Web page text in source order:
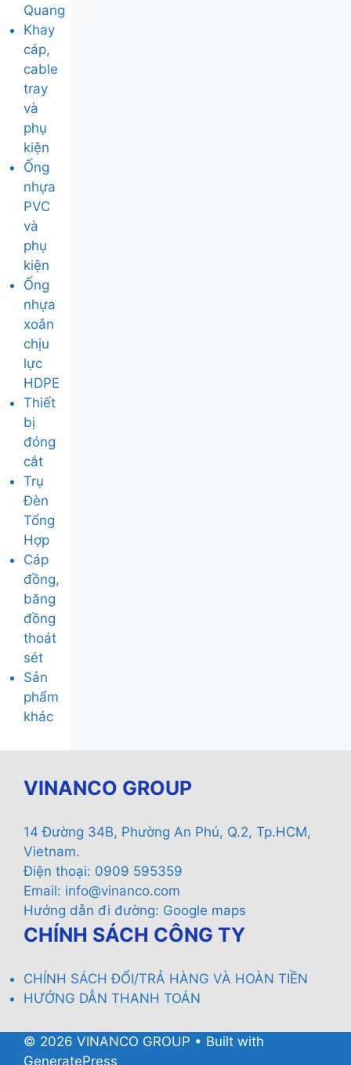
Quang
Khay
cáp,
cable
tray
và
phụ
kiện
Ống
nhựa
PVC
và
phụ
kiện
Ống
nhựa
xoắn
chịu
lực
HDPE
Thiết
bị
đóng
cắt
Trụ
Đèn
Tổng
Hợp
Cáp
đồng,
băng
đồng
thoát
sét
Sản
phẩm
khác
VINANCO GROUP
14 Đường 34B, Phường An Phú, Q.2, Tp.HCM,
Vietnam.
Điện thoại: 0909 595359
Email: info@vinanco.com
Hướng dẫn đi đường: Google maps
CHÍNH SÁCH CÔNG TY
CHÍNH SÁCH ĐỔI/TRẢ HÀNG VÀ HOÀN TIỀN
HƯỚNG DẪN THANH TOÁN
© 2026 VINANCO GROUP • Built with
GeneratePress